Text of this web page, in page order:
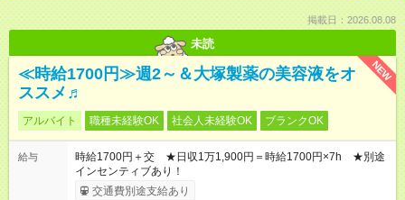
掲載日：2026.08.08
未読
NEW
≪時給1700円≫週2～＆大塚製薬の美容液をオ
ススメ♬
アルバイト 職種未経験OK 社会人未経験OK ブランクOK
給与
時給1700円＋交 ★日収1万1,900円＝時給1700円×7h ★別途
インセンティブあり！
交通費別途支給あり